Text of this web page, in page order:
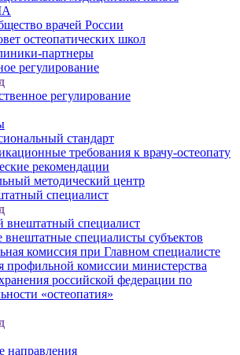
врачей России
остеопатических школ
партнеры
регулирование
регулирование
стандарт
требования к врачу-остеопату
рекомендации
методический центр
специалист
внештатный специалист
внештатные специалисты субъектов
комиссия при Главном специалисте
профильной комиссии министерства
российской федерации по
«остеопатия»
направления